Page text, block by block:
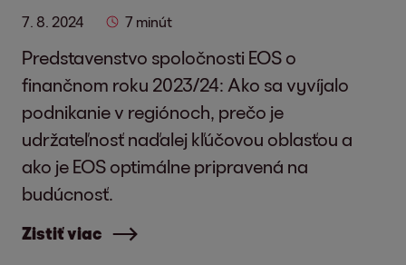
a podporovať talentovaných ľudí.
Ponúkame pravidelné príležitosti
odbornej prípravy vo forme kurzov
a školení, atraktívne zamestnanecké
výhody a modely flexibilnej práce.
Local Community Engagement &
Participation
EOS chce byť súčasťou miestnych
7. 8. 2024 7 minút
Predstavenstvo spoločnosti EOS o
finančnom roku 2023/24: Ako sa vyvíjalo
podnikanie v regiónoch, prečo je
udržateľnosť naďalej kľúčovou oblasťou a
ako je EOS optimálne pripravená na
budúcnosť.
Zistiť viac